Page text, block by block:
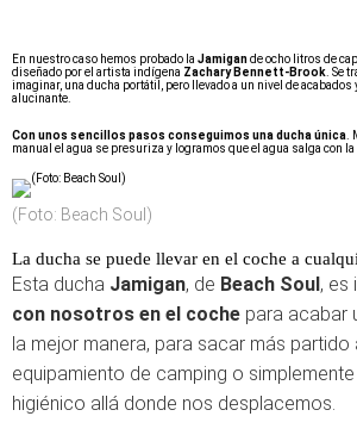
En nuestro caso hemos probado la Jamigande ocho litros de
diseñado por el artista indígena Zachary Bennett-Brook . Se
imaginar, una ducha portátil, pero llevado a un nivel de
alucinante.
Con unos sencillos pasos conseguimos una ducha única
manual el agua se presuriza y logramos que el agua salga con la
(Foto: Beach Soul)
La ducha se puede llevar en el coche a
Esta ducha Jamigan, de Beach Soul, es
con nosotros en el coche para acabar
la mejor manera, para sacar más partido
equipamiento de camping o
higiénico allá donde nos desplacemos.